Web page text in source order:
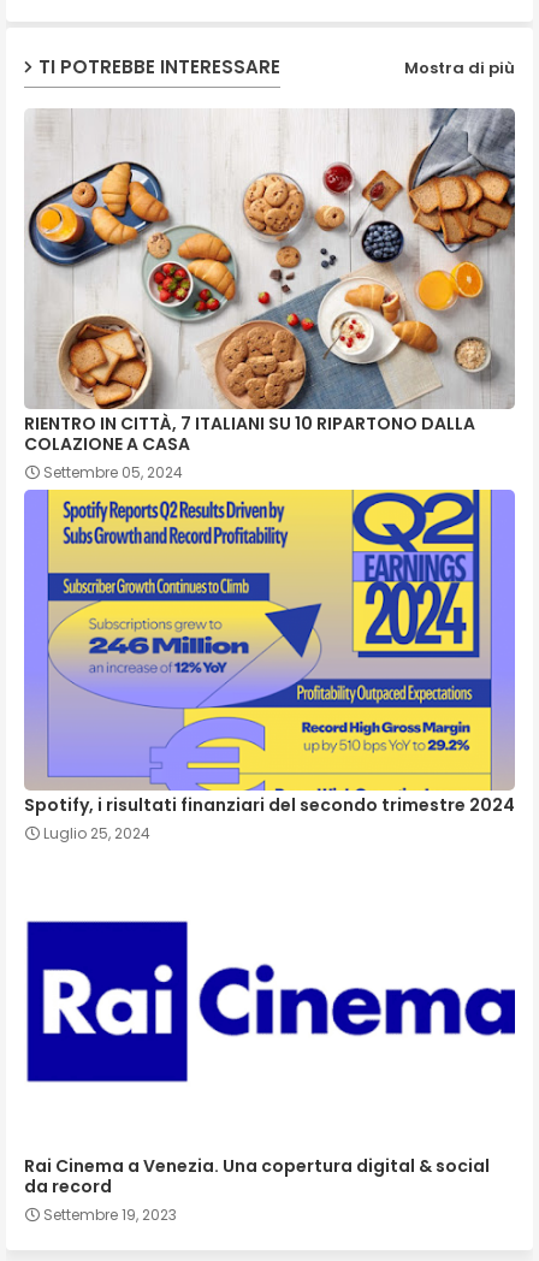
TI POTREBBE INTERESSARE Mostra di più
RIENTRO IN CITTÀ, 7 ITALIANI SU 10 RIPARTONO DALLA
COLAZIONE A CASA
Settembre 05, 2024
Spotify, i risultati finanziari del secondo trimestre 2024
Luglio 25, 2024
Rai Cinema a Venezia. Una copertura digital & social
da record
Settembre 19, 2023